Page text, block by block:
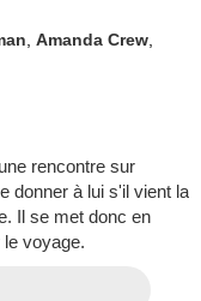
,Amanda Crew
rencontre sur
donner à lui s'il vient la
Il se met donc en
voyage.